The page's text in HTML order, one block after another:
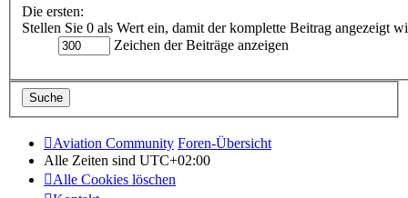
Die ersten:
Stellen Sie 0 als Wert ein, damit der komplette Beitrag angezeigt
Zeichen der Beiträge anzeigen
Aviation Community Foren-Übersicht
Alle Zeiten sind UTC+02:00
Alle Cookies löschen